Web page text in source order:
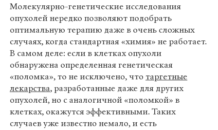
Молекулярно-генетические исследования
опухолей нередко позволяют подобрать
оптимальную терапию даже в очень сложных
случаях, когда стандартная «химия» не работает.
В самом деле: если в клетках опухоли
обнаружена определенная генетическая
«поломка», то не исключено, что таргетные
лекарства, разработанные даже для других
опухолей, но с аналогичной «поломкой» в
клетках, окажутся эффективными. Таких
случаев уже известно немало, и есть